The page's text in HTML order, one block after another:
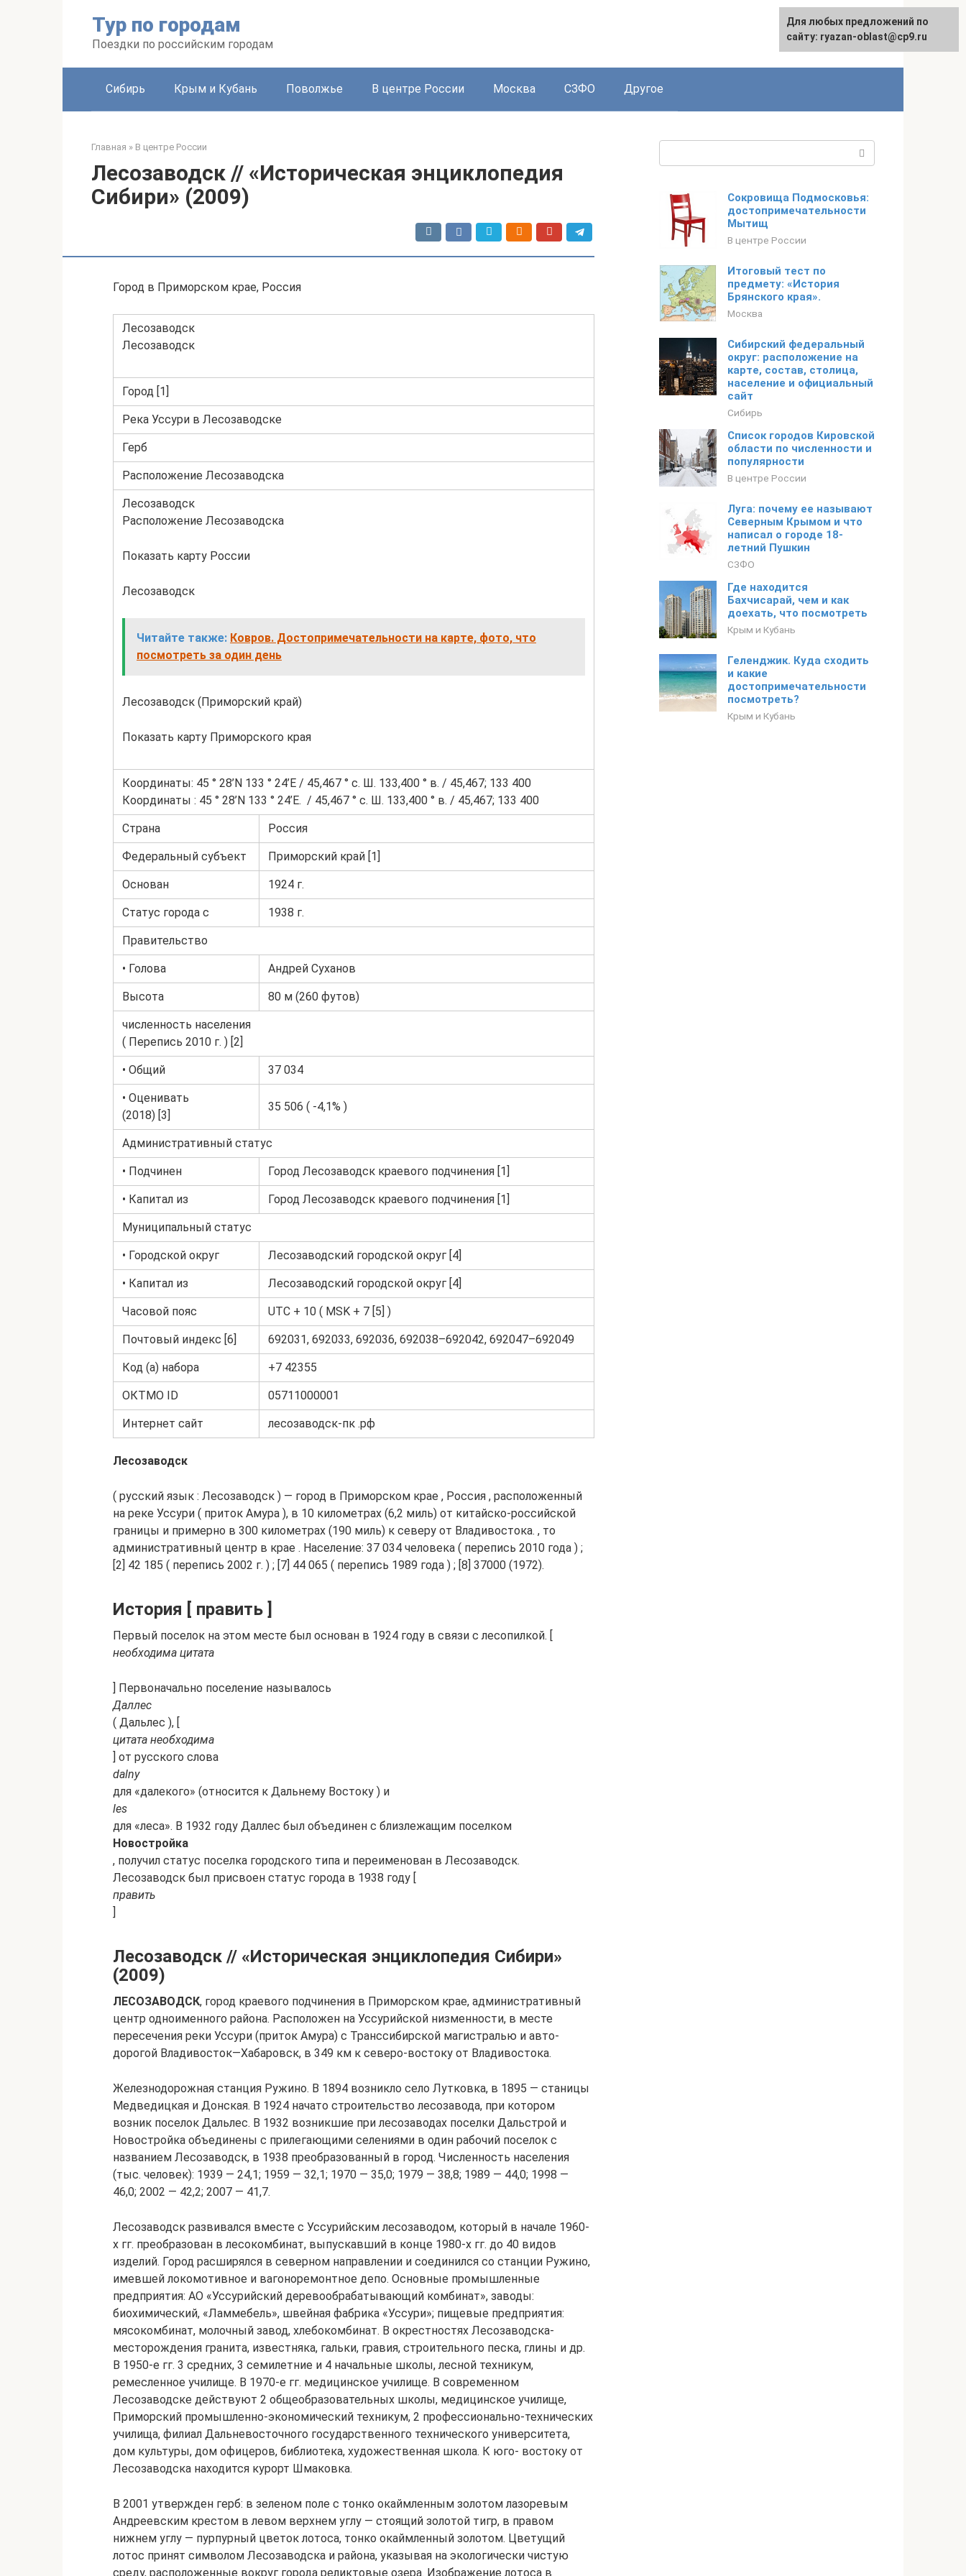
Тур по городам
Поездки по российским городам
Сибирь Крым и Кубань Поволжье В центре России Москва СЗФО Другое
Главная » В центре России
Лесозаводск // «Историческая энциклопедия
Сибири» (2009)
Город в Приморском крае, Россия
Лесозаводск
Лесозаводск
Город [1]
Река Уссури в Лесозаводске
Герб
Расположение Лесозаводска
Лесозаводск
Расположение Лесозаводска
Показать карту России
Лесозаводск
Читайте также: Ковров. Достопримечательности на карте, фото, что
посмотреть за один день
Лесозаводск (Приморский край)
Показать карту Приморского края
Координаты: 45 ° 28’N 133 ° 24’E / 45,467 ° с. Ш. 133,400 ° в. / 45,467; 133 400
Координаты : 45 ° 28’N 133 ° 24’E. / 45,467 ° с. Ш. 133,400 ° в. / 45,467; 133 400
Страна Россия
Федеральный субъект Приморский край [1]
Основан 1924 г.
Статус города с 1938 г.
Правительство
• Голова Андрей Суханов
Высота 80 м (260 футов)
численность населения
( Перепись 2010 г. ) [2]
• Общий 37 034
• Оценивать
(2018) [3]
35 506 ( -4,1% )
Административный статус
• Подчинен Город Лесозаводск краевого подчинения [1]
• Капитал из Город Лесозаводск краевого подчинения [1]
Муниципальный статус
• Городской округ Лесозаводский городской округ [4]
• Капитал из Лесозаводский городской округ [4]
Часовой пояс UTC + 10 ( MSK + 7 [5] )
Почтовый индекс [6] 692031, 692033, 692036, 692038–692042, 692047–692049
Код (а) набора +7 42355
ОКТМО ID 05711000001
Интернет сайт лесозаводск-пк .рф
Лесозаводск
( русский язык : Лесозаводск ) — город в Приморском крае , Россия , расположенный
на реке Уссури ( приток Амура ), в 10 километрах (6,2 миль) от китайско-российской
границы и примерно в 300 километрах (190 миль) к северу от Владивостока. , то
административный центр в крае . Население: 37 034 человека ( перепись 2010 года ) ;
[2] 42 185 ( перепись 2002 г. ) ; [7] 44 065 ( перепись 1989 года ) ; [8] 37000 (1972).
История [ править ]
Первый поселок на этом месте был основан в 1924 году в связи с лесопилкой. [
необходима цитата
] Первоначально поселение называлось
Даллес
( Дальлес ), [
цитата необходима
] от русского слова
dalny
для «далекого» (относится к Дальнему Востоку ) и
les
для «леса». В 1932 году Даллес был объединен с близлежащим поселком
Новостройка
, получил статус поселка городского типа и переименован в Лесозаводск.
Лесозаводск был присвоен статус города в 1938 году [
править
]
Лесозаводск // «Историческая энциклопедия Сибири»
(2009)
ЛЕСОЗАВОДСК, город краевого подчинения в Приморском крае, административный
центр одноименного района. Расположен на Уссурийской низменности, в месте
пересечения реки Уссури (приток Амура) с Транссибирской магистралью и авто­
дорогой Владивосток—Хабаровск, в 349 км к северо-востоку от Владивостока.
Железнодорожная станция Ружино. В 1894 возник­ло село Лутковка, в 1895 — станицы
Медведицкая и Дон­ская. В 1924 начато строительство лесозавода, при котором
возник поселок Дальлес. В 1932 возникшие при лесозаводах посел­ки Дальстрой и
Новостройка объединены с прилегаю­щими селениями в один рабочий поселок с
названием Лесозаводск, в 1938 преобразованный в город. Численность населения
(тыс. человек): 1939 — 24,1; 1959 — 32,1; 1970 — 35,0; 1979 — 38,8; 1989 — 44,0; 1998 —
46,0; 2002 — 42,2; 2007 — 41,7.
Лесозаводск развивался вместе с Уссурийским лесозаводом, который в начале 1960-
х гг. преобразован в лесокомбинат, вы­пускавший в конце 1980-х гг. до 40 видов
изделий. Город расширялся в северном направлении и соединился со станции Ружино,
имевшей локомотивное и вагоноремонтное депо. Основные промышленные
предприятия: АО «Уссурийский деревообрабатывающий комбинат», заводы:
биохимический, «Ламмебель», швейная фабрика «Уссури»; пищевые предпри­ятия:
мясокомбинат, молочный завод, хлебокомбинат. В окрестностях Лесозаводска-
месторождения гранита, известняка, гальки, гравия, строительного песка, глины и др.
В 1950-е гг. 3 средних, 3 семилетние и 4 начальные школы, лесной техникум,
ремесленное училище. В 1970-е гг. медицинское училище. В современном
Лесозаводске действуют 2 общеобразовательных школы, медицинское училище,
При­морский промышленно-экономический техникум, 2 профессионально-технических
учили­ща, филиал Дальневосточного государственного технического университета,
дом культуры, дом офицеров, библиотека, художественная школа. К юго- востоку от
Лесозаводска находится курорт Шмаковка.
В 2001 утвержден герб: в зеленом поле с тонко окаймленным золотом ла­зоревым
Андреевским крестом в левом верхнем углу — стоящий золотой тигр, в пра­вом
нижнем углу — пурпурный цветок лотоса, тонко окаймленный золотом. Цветущий
лотос принят символом Лесозаводска и района, ука­зывая на экологически чистую
среду, расположенные вокруг города реликтовые озера. Изображение лотоса в
Сокровища Подмосковья:
достопримечательности
Мытищ
В центре России
Итоговый тест по
предмету: «История
Брянского края».
Москва
Сибирский федеральный
округ: расположение на
карте, состав, столица,
население и официальный
сайт
Сибирь
Список городов Кировской
области по численности и
популярности
В центре России
Луга: почему ее называют
Северным Крымом и что
написал о городе 18-
летний Пушкин
СЗФО
Где находится
Бахчисарай, чем и как
доехать, что посмотреть
Крым и Кубань
Геленджик. Куда сходить
и какие
достопримечательности
посмотреть?
Крым и Кубань
Для любых предложений по
сайту: ryazan-oblast@cp9.ru